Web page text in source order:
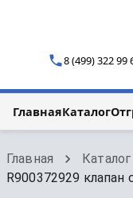
8 (499) 322 99
ГлавнаяКаталог
Главная
R900372929 клапан